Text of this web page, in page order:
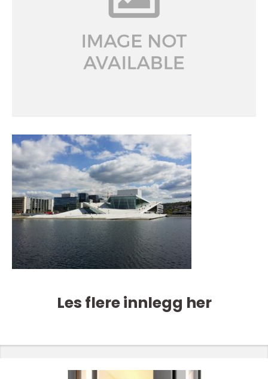
Les flere innlegg her